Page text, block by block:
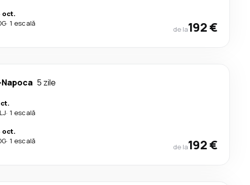
oct.
· 1 escală
de la192 €
5 zile
· 1 escală
oct.
· 1 escală
de la192 €